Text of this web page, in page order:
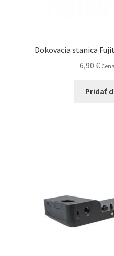
Dokovacia stanica
6,90 €
Pridať